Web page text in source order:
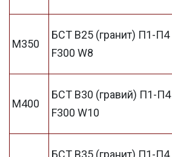
М350
БСТ В25 (гранит) П1-П4
F300 W8
М400
БСТ В30 (гравий) П1-П4
F300 W10
БСТ В35 (гранит) П1-П4